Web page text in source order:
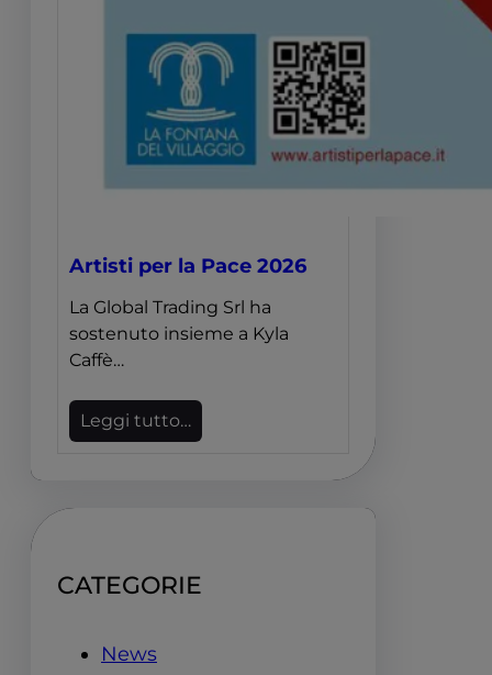
Artisti per la Pace 2026
La Global Trading Srl ha
sostenuto insieme a Kyla
Caffè…
Leggi tutto…
CATEGORIE
News